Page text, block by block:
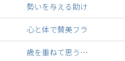
勢いを与える助け
心と体で賛美フラ
歳を重ねて思う…